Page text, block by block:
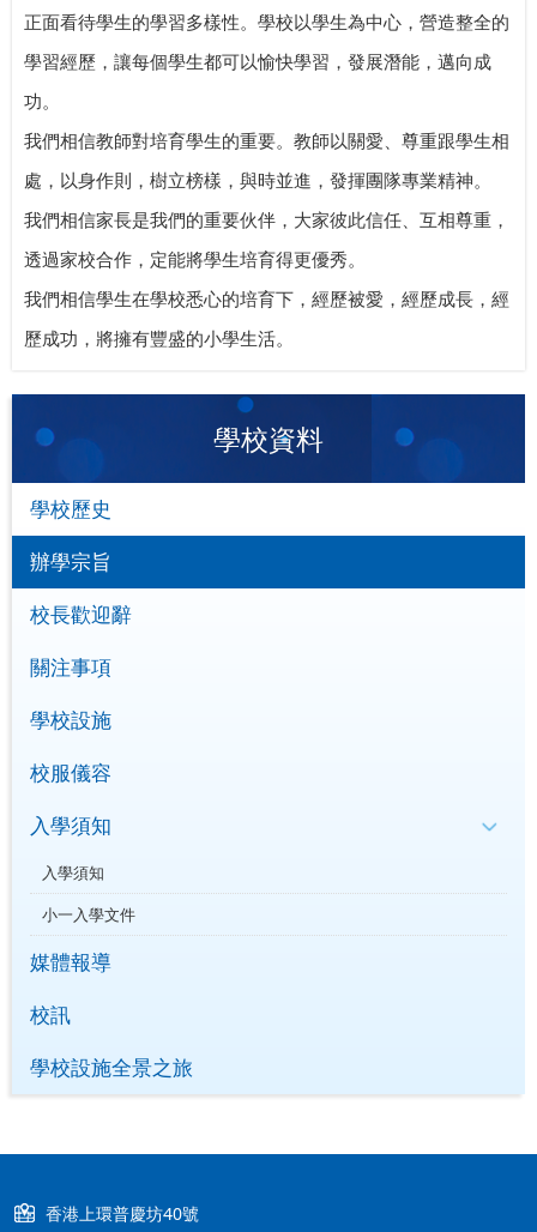
正面看待學生的學習多樣性。學校以學生為中心，營造整全的
學習經歷，讓每個學生都可以愉快學習，發展潛能，邁向成
功。
我們相信教師對培育學生的重要。教師以關愛、尊重跟學生相
處，以身作則，樹立榜樣，與時並進，發揮團隊專業精神。
我們相信家長是我們的重要伙伴，大家彼此信任、互相尊重，
透過家校合作，定能將學生培育得更優秀。
我們相信學生在學校悉心的培育下，經歷被愛，經歷成長，經
歷成功，將擁有豐盛的小學生活。
學校資料
學校歷史
辦學宗旨
校長歡迎辭
關注事項
學校設施
校服儀容
入學須知
入學須知
小一入學文件
媒體報導
校訊
學校設施全景之旅
香港上環普慶坊40號